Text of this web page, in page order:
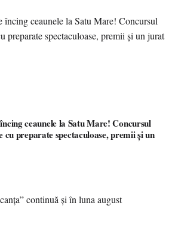
cu preparate spectaculoase, premii și un